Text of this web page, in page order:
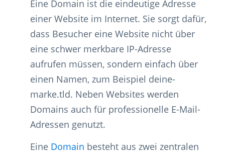
Eine Domain ist die eindeutige Adresse
einer Website im Internet. Sie sorgt dafür,
dass Besucher eine Website nicht über
eine schwer merkbare IP-Adresse
aufrufen müssen, sondern einfach über
einen Namen, zum Beispiel deine-
marke.tld. Neben Websites werden
Domains auch für professionelle E-Mail-
Adressen genutzt.
Eine Domain besteht aus zwei zentralen